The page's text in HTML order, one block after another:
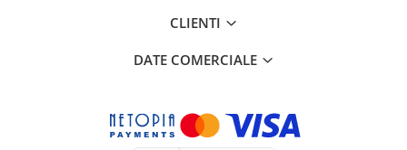
CLIENTI
DATE COMERCIALE